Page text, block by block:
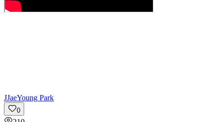
JJaeYoung Park
0